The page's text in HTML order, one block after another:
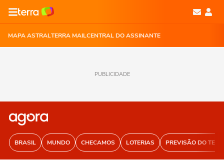
MAPA ASTRALTERRA MAILCENTRAL DO ASSINANTE
PUBLICIDADE
BRASIL MUNDO CHECAMOS LOTERIAS PREVISÃO DO